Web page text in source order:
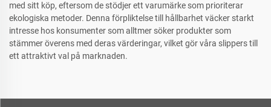
med sitt köp, eftersom de stödjer ett varumärke som prioriterar
ekologiska metoder. Denna förpliktelse till hållbarhet väcker starkt
intresse hos konsumenter som alltmer söker produkter som
stämmer överens med deras värderingar, vilket gör våra slippers till
ett attraktivt val på marknaden.